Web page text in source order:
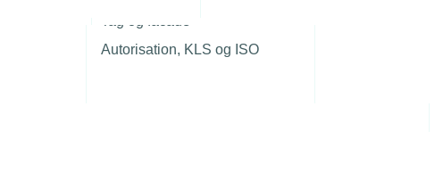
Autorisation, KLS og ISO